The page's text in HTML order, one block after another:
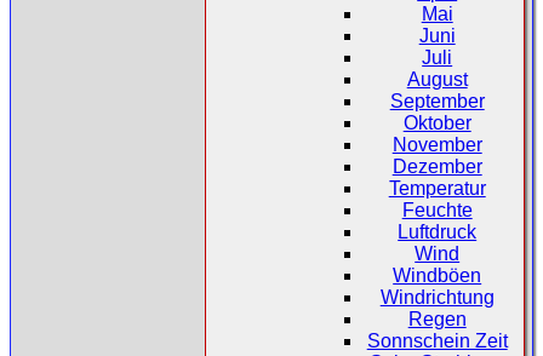
Mai
Juni
Juli
August
September
Oktober
November
Dezember
Temperatur
Feuchte
Luftdruck
Wind
Windböen
Windrichtung
Regen
Sonnschein Zeit